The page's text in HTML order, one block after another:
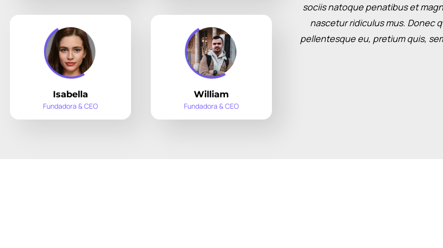
Isabella
Fundadora & CEO
William
Fundadora & CEO
sociis natoque penatibus et
nascetur ridiculus mus. Donec
pellentesque eu, pretium quis,